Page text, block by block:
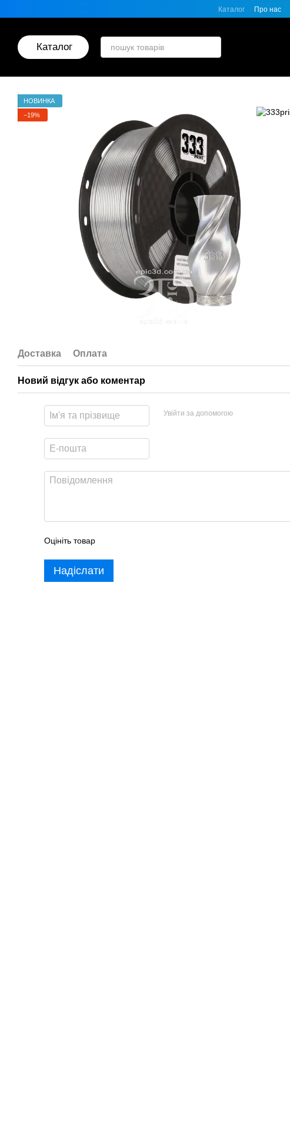
Каталог Про нас
Каталог
НОВИНКА
−19%
Доставка Оплата
Новий відгук або коментар
Увійти за допомогою
Оцініть товар
Надіслати